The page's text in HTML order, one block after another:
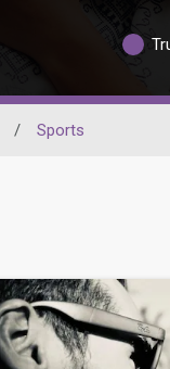
/ Sports